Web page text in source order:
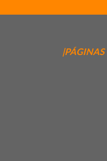
|PÁGINAS